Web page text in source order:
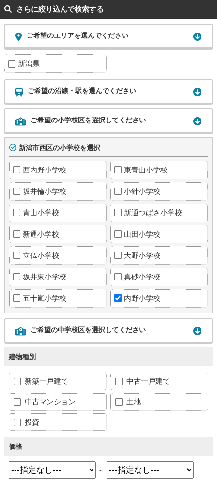
さらに絞り込んで検索する
ご希望のエリアを選んでください
新潟県
ご希望の沿線・駅を選んでください
ご希望の小学校区を選択してください
新潟市西区の小学校を選択
西内野小学校 東青山小学校
坂井輪小学校 小針小学校
青山小学校 新通つばさ小学校
新通小学校 山田小学校
立仏小学校 大野小学校
坂井東小学校 真砂小学校
五十嵐小学校 内野小学校
ご希望の中学校区を選択してください
建物種別
新築一戸建て 中古一戸建て
中古マンション 土地
投資
価格
～